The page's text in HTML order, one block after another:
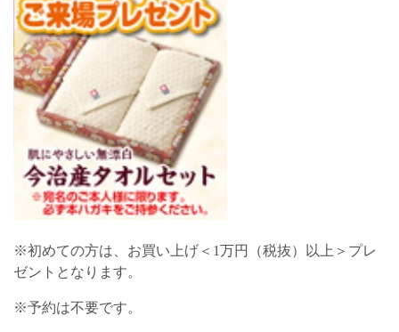
※初めての方は、お買い上げ＜1万円（税抜）以上＞プレ
ゼントとなります。
※予約は不要です。